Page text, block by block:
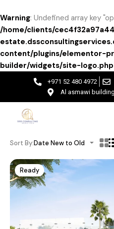
Warning: Undefined array key
/home/clients/
content/plugins/elementor-
builder/widgets/site-logo.php
+971 52 480 4972
Al asmawi
Sort By:Date New to Old
Ready